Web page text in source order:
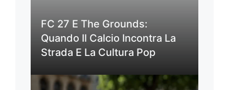
FC 27 E The Grounds:
Quando Il Calcio Incontra La
Strada E La Cultura Pop